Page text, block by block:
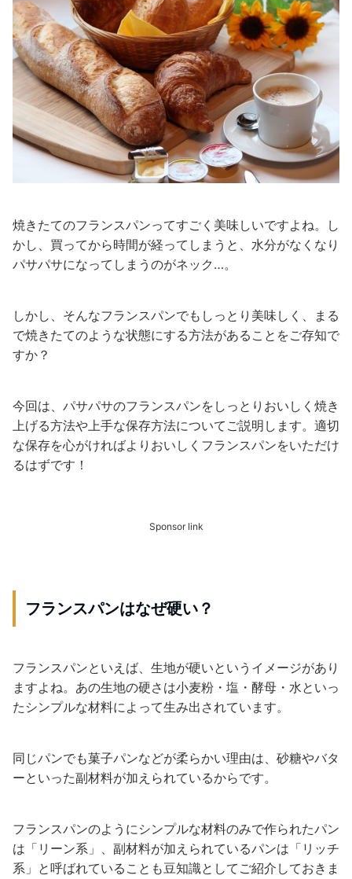
焼きたてのフランスパンってすごく美味しいですよね。し
かし、買ってから時間が経ってしまうと、水分がなくなり
パサパサになってしまうのがネック…。
しかし、そんなフランスパンでもしっとり美味しく、まる
で焼きたてのような状態にする方法があることをご存知で
すか？
今回は、パサパサのフランスパンをしっとりおいしく焼き
上げる方法や上手な保存方法についてご説明します。適切
な保存を心がければよりおいしくフランスパンをいただけ
るはずです！
Sponsor link
フランスパンはなぜ硬い？
フランスパンといえば、生地が硬いというイメージがあり
ますよね。あの生地の硬さは小麦粉・塩・酵母・水といっ
たシンプルな材料によって生み出されています。
同じパンでも菓子パンなどが柔らかい理由は、砂糖やバタ
ーといった副材料が加えられているからです。
フランスパンのようにシンプルな材料のみで作られたパン
は「リーン系」、副材料が加えられているパンは「リッチ
系」と呼ばれていることも豆知識としてご紹介しておきま